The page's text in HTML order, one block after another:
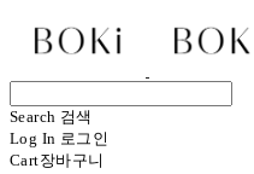
Search 검색
Log In 로그인
Cart장바구니